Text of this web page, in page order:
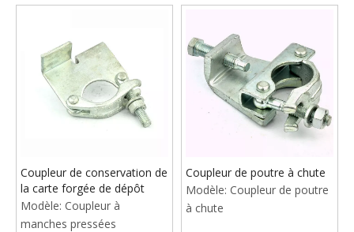
Coupleur de conservation de
la carte forgée de dépôt
Modèle: Coupleur à
manches pressées
Coupleur de poutre à chute
Modèle: Coupleur de poutre
à chute